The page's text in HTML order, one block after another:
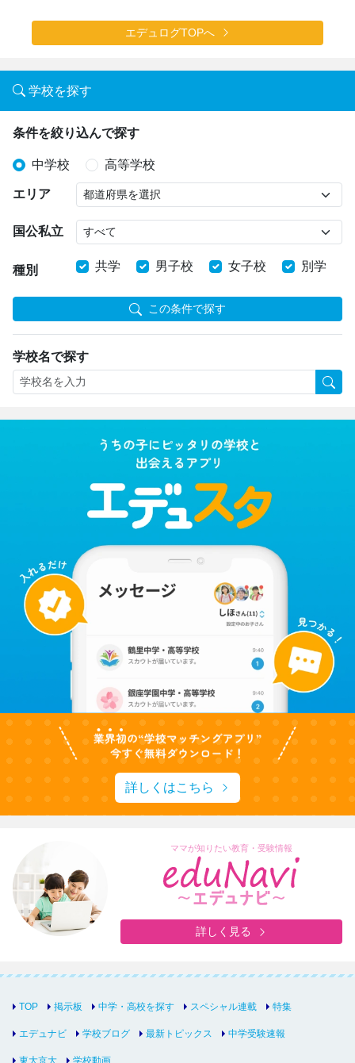
エデュログTOPへ
学校を探す
条件を絞り込んで探す
中学校 高等学校
エリア
国公私立
種別 共学 男子校 女子校 別学
この条件で探す
学校名で探す
詳しくはこちら
ママが知りたい教育・受験情報
詳しく見る
TOP 掲示板 中学・高校を探す スペシャル連載 特集
エデュナビ 学校ブログ 最新トピックス 中学受験速報